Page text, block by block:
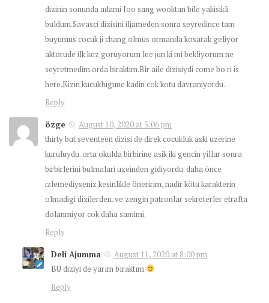
dizinin sonunda adami Joo sang wooktan bile yakisikli
buldum.Savasci dizisini iljameden sonra seyredince tam
buyumus cocuk ji chang olmus ormanda kosarak geliyor
aktorude ilk kez goruyorum lee jun ki mi bekliyorum ne
seyretmedim orda biraktim.Bir aile dizisiydi come bo ri is
here.Kizin kucuklugune kadin cok kotu davraniyordu.
Reply
özge
August 10, 2020 at 5:06 pm
thirty but seventeen dizisi de direk cocukluk aski uzerine
kuruluydu. orta okulda birbirine asik iki gencin yillar sonra
birbirlerini bulmalari uzeinden gidiyordu. daha önce
izlemediyseniz kesinlikle öneririm, nadir kötu karakterin
olmadigi dizilerden. ve zengin patronlar sekreterler etrafta
dolanmiyor cok daha samimi.
Reply
Deli Ajumma
August 11, 2020 at 8:00 pm
BU diziyi de yarım bıraktım
Reply